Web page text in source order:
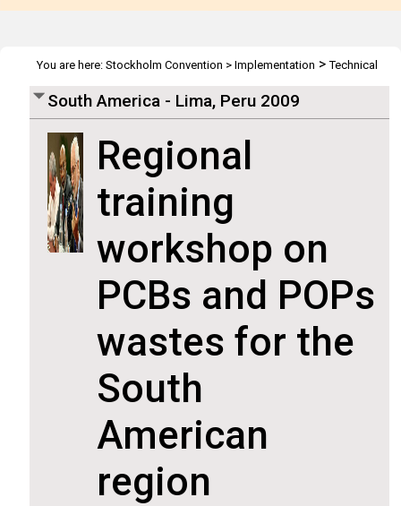
You are here: Stockholm Convention > Implementation >Technical
Caribbean >Lima 2009
South America - Lima, Peru 2009
Regional
training
workshop on
PCBs and POPs
wastes for the
South
American
region